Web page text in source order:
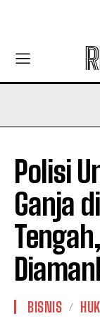
Polisi
Ganja
BISNIS